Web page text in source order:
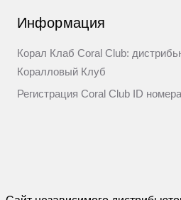
Информация
Корал Клаб Coral Club:
Коралловый Клуб
Регистрация Coral Club ID номера